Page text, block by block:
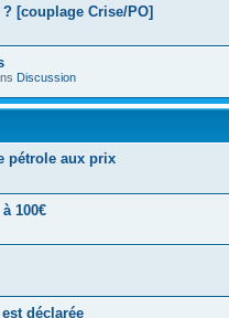
[couplage Crise/PO]
Discussion
pétrole aux prix
100€
déclarée